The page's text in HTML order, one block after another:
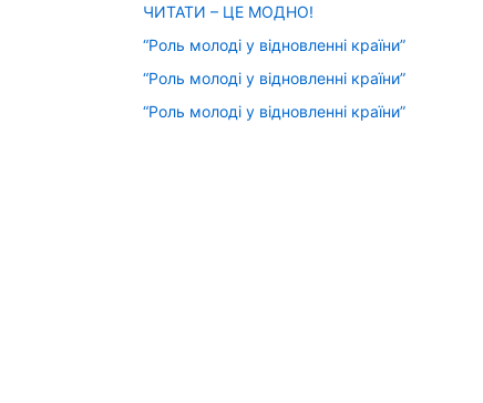
ЧИТАТИ – ЦЕ МОДНО!
“Роль молоді у відновленні країни”
“Роль молоді у відновленні країни”
“Роль молоді у відновленні країни”